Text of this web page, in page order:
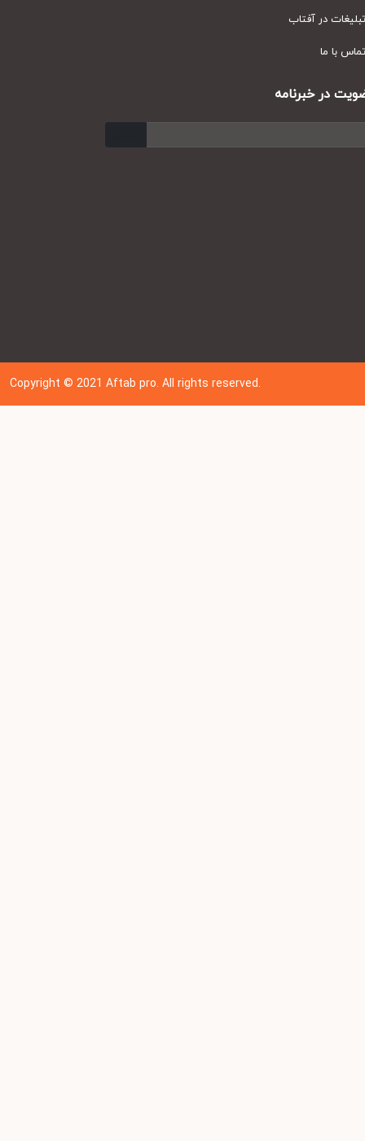
در آفتاب
با ما
در خبرنامه
Copyright © 202 1Aftab pro. All rights reserved.